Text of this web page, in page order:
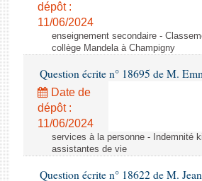
dépôt :
11/06/2024
enseignement secondaire -
collège Mandela à Champigny
Question écrite n° 18695 de M.
Date de
dépôt :
11/06/2024
services à la personne - Indemnité
assistantes de vie
Question écrite n° 18622 de M.